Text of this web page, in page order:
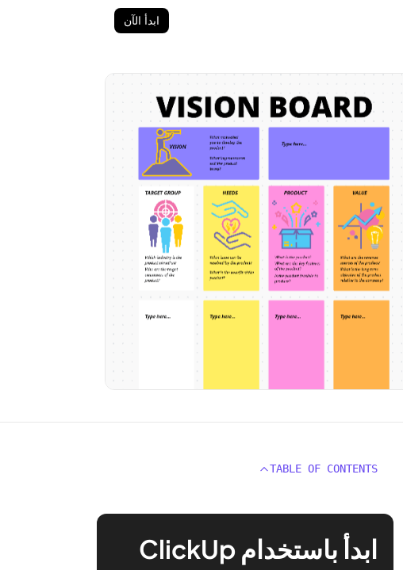
ابدأ الآن
TABLE OF CONTENTS
ابدأ باستخدام ClickUp